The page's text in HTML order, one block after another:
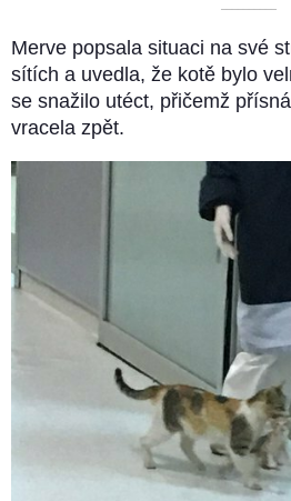
––––––––––
Merve popsala situaci na své
sítích a uvedla, že kotě bylo
se snažilo utéct, přičemž
vracela zpět.